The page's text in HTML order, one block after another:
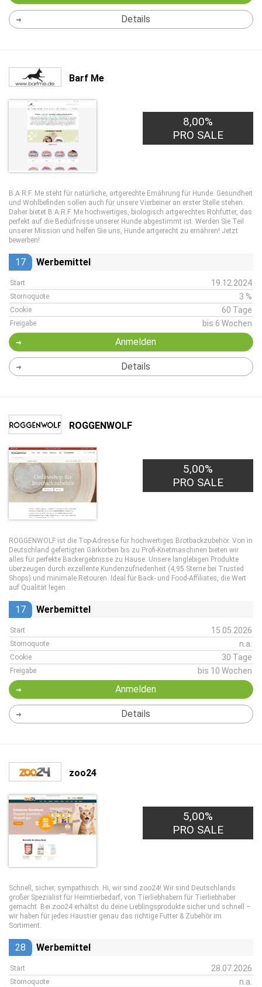
Details
Barf Me
8,00%
PRO SALE
B.A.R.F. Me steht für natürliche, artgerechte Ernährung für Hunde. Gesundheit
und Wohlbefinden sollen auch für unsere Vierbeiner an erster Stelle stehen.
Daher bietet B.A.R.F. Me hochwertiges, biologisch artgerechtes Rohfutter, das
perfekt auf die Bedürfnisse unserer Hunde abgestimmt ist. Werden Sie Teil
unserer Mission und helfen Sie uns, Hunde artgerecht zu ernähren! Jetzt
bewerben!
17 Werbemittel
Start 19.12.2024
Stornoquote 3 %
Cookie 60 Tage
Freigabe bis 6 Wochen
Anmelden
Details
ROGGENWOLF
5,00%
PRO SALE
ROGGENWOLF ist die Top-Adresse für hochwertiges Brotbackzubehör. Von in
Deutschland gefertigten Gärkörben bis zu Profi-Knetmaschinen bieten wir
alles für perfekte Backergebnisse zu Hause. Unsere langlebigen Produkte
überzeugen durch exzellente Kundenzufriedenheit (4,95 Sterne bei Trusted
Shops) und minimale Retouren. Ideal für Back- und Food-Affiliates, die Wert
auf Qualität legen.
17 Werbemittel
Start 15.05.2026
Stornoquote n.a.
Cookie 30 Tage
Freigabe bis 10 Wochen
Anmelden
Details
zoo24
5,00%
PRO SALE
Schnell, sicher, sympathisch. Hi, wir sind zoo24! Wir sind Deutschlands
großer Spezialist für Heimtierbedarf, von Tierliebhabern für Tierliebhaber
gemacht. Bei zoo24 erhältst du deine Lieblingsprodukte sicher und schnell –
wir haben für jedes Haustier genau das richtige Futter & Zubehör im
Sortiment.
28 Werbemittel
Start 28.07.2026
Stornoquote n.a.